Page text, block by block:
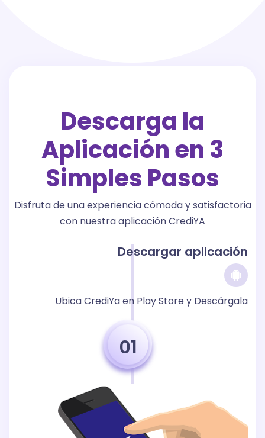
Descarga la
Aplicación en 3
Simples Pasos
Disfruta de una experiencia cómoda y satisfactoria
con nuestra aplicación CrediYA
Descargar aplicación
Ubica CrediYa en Play Store y Descárgala
01